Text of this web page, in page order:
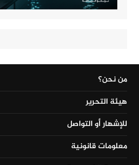
من نحن؟
هيئة التحرير
للإشهار أو التواصل
معلومات قانونية